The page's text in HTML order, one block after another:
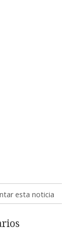
esta noticia